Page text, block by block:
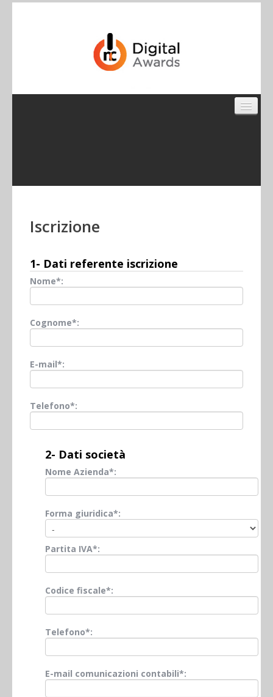
Iscrizione
1- Dati referente iscrizione
Nome*:
Cognome*:
E-mail*:
Telefono*:
2- Dati società
Nome Azienda*:
Forma giuridica*:
Partita IVA*:
Codice fiscale*:
Telefono*:
E-mail comunicazioni contabili*: